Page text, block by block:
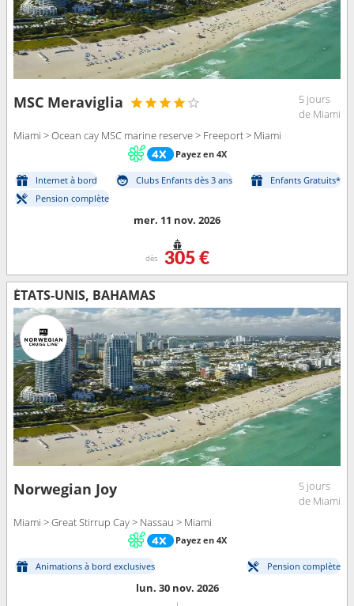
MSC Meraviglia
5 jours
de Miami
Miami > Ocean cay MSC marine reserve > Freeport > Miami
Payez en 4X
Internet à bord Clubs Enfants dès 3 ans
Enfants Gratuits*
Pension complète
mer. 11 nov. 2026
dès 305 €
ÉTATS-UNIS, BAHAMAS
Norwegian Joy
5 jours
de Miami
Miami > Great Stirrup Cay > Nassau > Miami
Payez en 4X
Animations à bord exclusives Pension complète
lun. 30 nov. 2026